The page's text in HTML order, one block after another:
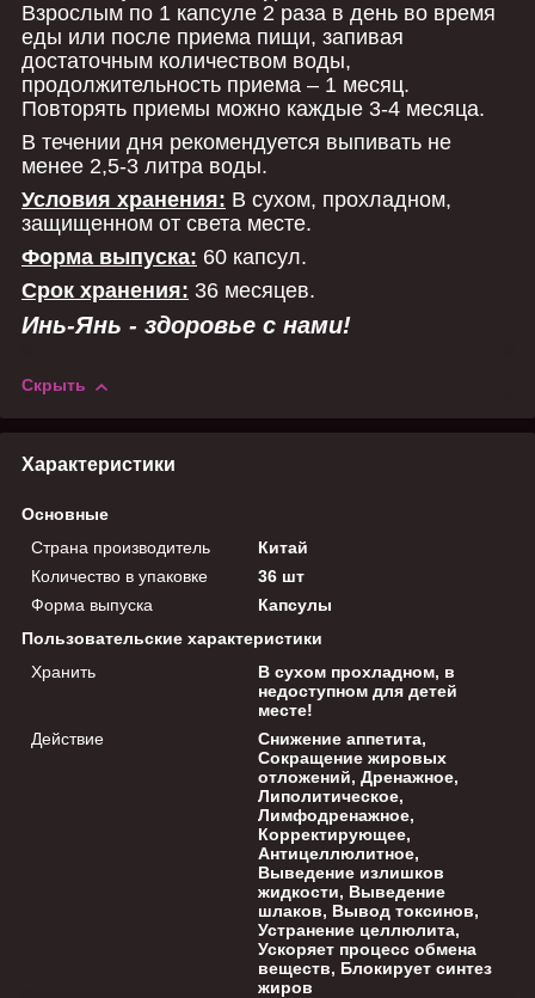
Взрослым по 1 капсуле 2 раза в день во время
еды или после приема пищи, запивая
достаточным количеством воды,
продолжительность приема – 1 месяц.
Повторять приемы можно каждые 3-4 месяца.
В течении дня рекомендуется выпивать не
менее 2,5-3 литра воды.
Условия хранения: В сухом, прохладном,
защищенном от света месте.
Форма выпуска: 60 капсул.
Срок хранения: 36 месяцев.
Инь-Янь - здоровье с нами!
Скрыть
Характеристики
Основные
Страна производитель
Китай
Количество в упаковке
36 шт
Форма выпуска
Капсулы
Пользовательские характеристики
Хранить
В сухом прохладном, в
недоступном для детей
месте!
Действие
Снижение аппетита,
Сокращение жировых
отложений, Дренажное,
Липолитическое,
Лимфодренажное,
Корректирующее,
Антицеллюлитное,
Выведение излишков
жидкости, Выведение
шлаков, Вывод токсинов,
Устранение целлюлита,
Ускоряет процесс обмена
веществ, Блокирует синтез
жиров